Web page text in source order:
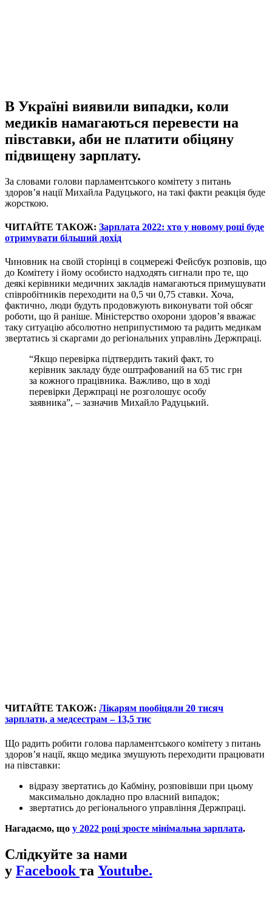
В Україні виявили випадки, коли
медиків намагаються перевести на
півставки, аби не платити обіцяну
підвищену зарплату.
За словами голови парламентського комітету з питань
здоров’я нації Михайла Радуцького, на такі факти реакція буде
жорсткою.
ЧИТАЙТЕ ТАКОЖ: Зарплата 2022: хто у новому році буде
отримувати більший дохід
Чиновник на своїй сторінці в соцмережі Фейсбук розповів, що
до Комітету і йому особисто надходять сигнали про те, що
деякі керівники медичних закладів намагаються примушувати
співробітників переходити на 0,5 чи 0,75 ставки. Хоча,
фактично, люди будуть продовжують виконувати той обсяг
роботи, що й раніше. Міністерство охорони здоров’я вважає
таку ситуацію абсолютно неприпустимою та радить медикам
звертатись зі скаргами до регіональних управлінь Держпраці.
“Якщо перевірка підтвердить такий факт, то
керівник закладу буде оштрафований на 65 тис грн
за кожного працівника. Важливо, що в ході
перевірки Держпраці не розголошує особу
заявника”, – зазначив Михайло Радуцький.
ЧИТАЙТЕ ТАКОЖ: Лікарям пообіцяли 20 тисяч
зарплати, а медсестрам – 13,5 тис
Що радить робити голова парламентського комітету з питань
здоров’я нації, якщо медика змушують переходити працювати
на півставки:
відразу звертатись до Кабміну, розповівши при цьому
максимально докладно про власний випадок;
звертатись до регіонального управління Держпраці.
Нагадаємо, що у 2022 році зросте мінімальна зарплата.
Слідкуйте за нами
у Facebook та Youtube.